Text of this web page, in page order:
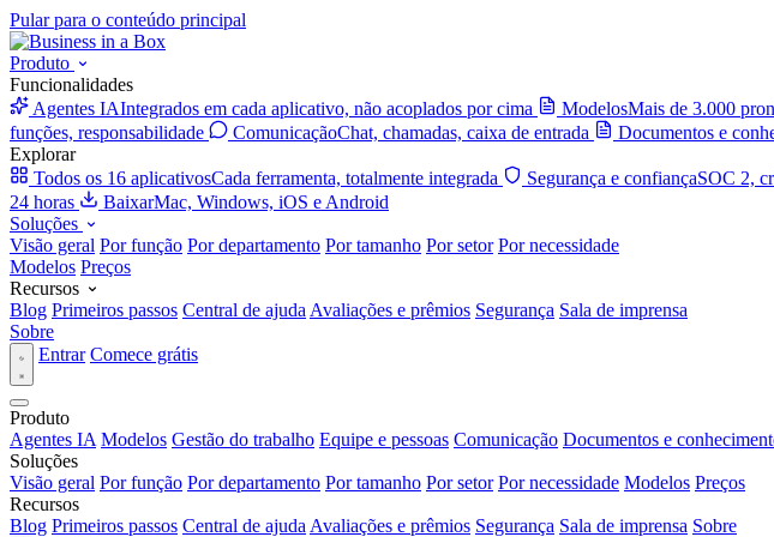
Pular para o conteúdo principal
Produto
Funcionalidades
Agentes IAIntegrados em cada aplicativo, não acoplados por cima ModelosMais de 3.000
funções, responsabilidade
ComunicaçãoChat, chamadas, caixa de entrada Documentos e
Explorar
Todos os 16 aplicativosCada ferramenta, totalmente integrada Segurança e confiançaSOC 2,
24 horas
BaixarMac, Windows, iOS e Android
Soluções
Visão geral Por função Por departamento Por tamanho Por setor Por necessidade
Modelos Preços
Recursos
Blog Primeiros passos Central de ajuda Avaliações e prêmios Segurança Sala de imprensa
Sobre
Entrar Comece grátis
Produto
Agentes IA Modelos Gestão do trabalho Equipe e pessoas Comunicação Documentos e
Soluções
Visão geral Por função Por departamento Por tamanho Por setor Por necessidade Modelos Preços
Recursos
Blog Primeiros passos Central de ajuda Avaliações e prêmios Segurança Sala de imprensa Sobre